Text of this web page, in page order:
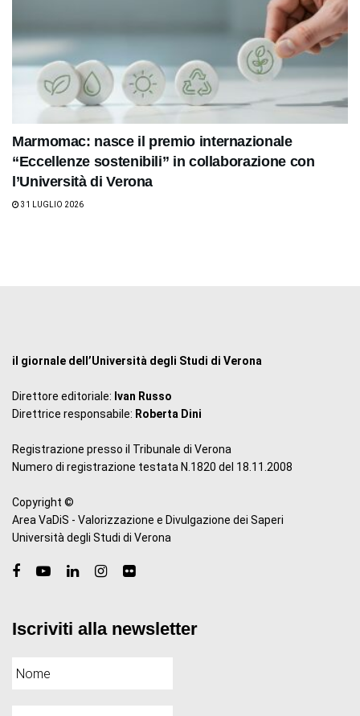
Marmomac: nasce il premio internazionale
“Eccellenze sostenibili” in collaborazione con
l’Università di Verona
31 LUGLIO 2026
il giornale dell’Università degli Studi di Verona
Direttore editoriale: Ivan Russo
Direttrice responsabile: Roberta Dini
Registrazione presso il Tribunale di Verona
Numero di registrazione testata N.1820 del 18.11.2008
Copyright ©
Area VaDiS - Valorizzazione e Divulgazione dei Saperi
Università degli Studi di Verona
Iscriviti alla newsletter